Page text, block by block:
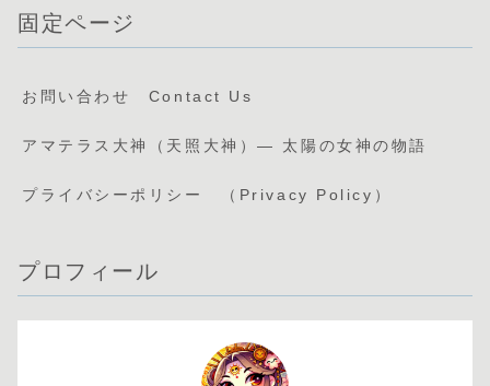
固定ページ
お問い合わせ Contact Us
アマテラス大神（天照大神）— 太陽の女神の物語
プライバシーポリシー （Privacy Policy）
プロフィール